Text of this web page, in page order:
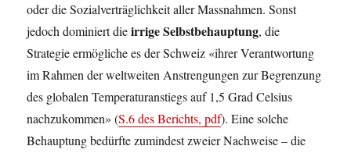
oder die Sozialverträglichkeit aller Massnahmen. Sonst
jedoch dominiert dieirrige Selbstbehauptung, die
Strategie ermögliche es der Schweiz «ihrer Verantwortung
im Rahmen der weltweiten Anstrengungen zur Begrenzung
des globalen Temperaturanstiegs auf 1,5 Grad Celsius
nachzukommen» (S.6 des Berichts, pdf). Eine solche
Behauptung bedürfte zumindest zweier Nachweise – die